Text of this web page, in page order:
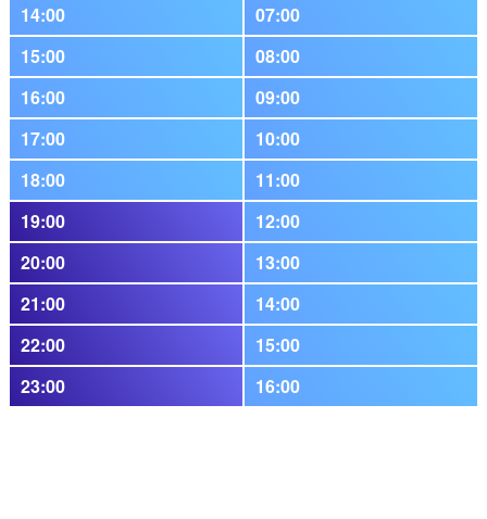
14:00
07:00
15:00
08:00
16:00
09:00
17:00
10:00
18:00
11:00
19:00
12:00
20:00
13:00
21:00
14:00
22:00
15:00
23:00
16:00